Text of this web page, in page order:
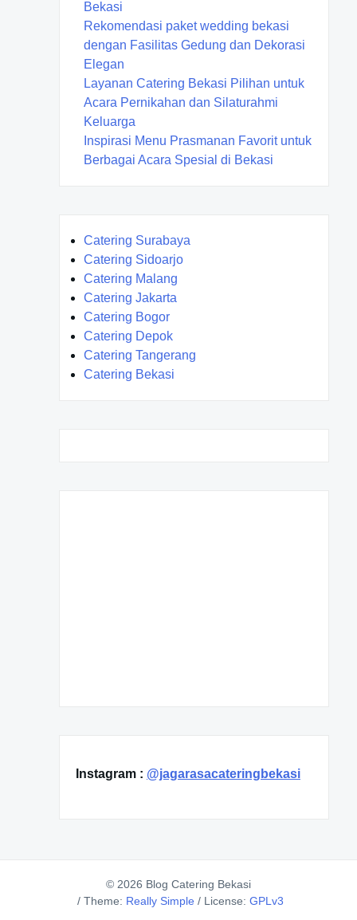
Bekasi
Rekomendasi paket wedding bekasi
dengan Fasilitas Gedung dan Dekorasi
Elegan
Layanan Catering Bekasi Pilihan untuk
Acara Pernikahan dan Silaturahmi
Keluarga
Inspirasi Menu Prasmanan Favorit untuk
Berbagai Acara Spesial di Bekasi
Catering Surabaya
Catering Sidoarjo
Catering Malang
Catering Jakarta
Catering Bogor
Catering Depok
Catering Tangerang
Catering Bekasi
Instagram : @jagarasacateringbekasi
© 2026 Blog Catering Bekasi
/ Theme: Really Simple / License: GPLv3